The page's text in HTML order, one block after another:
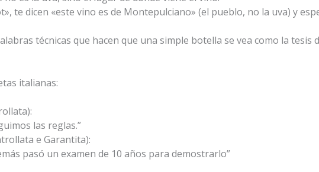
te dicen «este vino es de Montepulciano» (el pueblo, no la uva) y
técnicas que hacen que una simple botella se vea como la tesis
italianas:
las reglas.”
e Garantita):
pasó un examen de 10 años para demostrarlo”